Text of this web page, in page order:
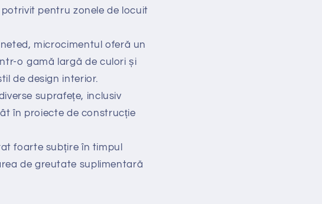
pentru zonele de locuit
microcimentul oferă un
o gamă largă de culori și
de design interior.
suprafețe, inclusiv
în ​​proiecte de construcție
foarte subțire în timpul
de greutate suplimentară